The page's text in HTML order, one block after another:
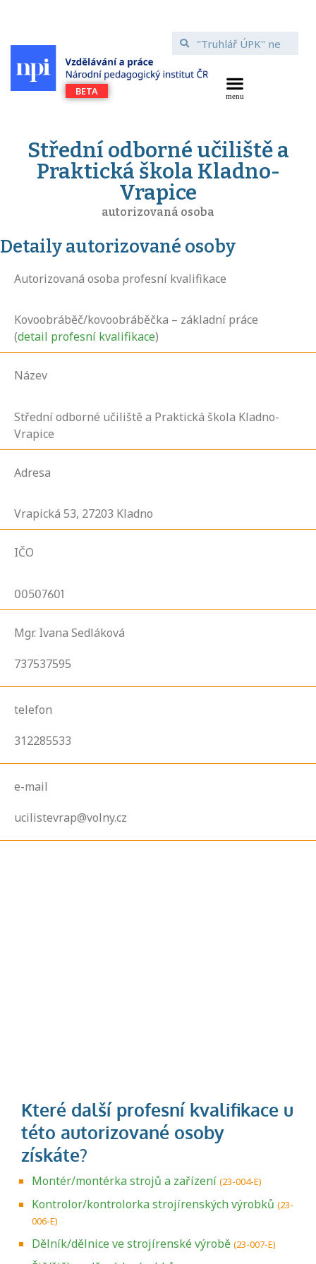
Střední odborné učiliště a
Praktická škola Kladno-
Vrapice
autorizovaná osoba
Detaily autorizované osoby
Autorizovaná osoba profesní kvalifikace
Kovoobráběč/kovoobráběčka – základní práce
(detail profesní kvalifikace)
Název
Střední odborné učiliště a Praktická škola Kladno-
Vrapice
Adresa
Vrapická 53, 27203 Kladno
IČO
00507601
Mgr. Ivana Sedláková
737537595
telefon
312285533
e-mail
ucilistevrap@volny.cz
Montér/montérka strojů a zařízení (23-004-E)
Kontrolor/kontrolorka strojírenských výrobků (23-
006-E)
Dělník/dělnice ve strojírenské výrobě (23-007-E)